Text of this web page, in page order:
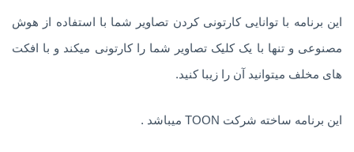
این برنامه با توانایی کارتونی کردن تصاویر شما با استفاده از هوش
مصنوعی و تنها با یک کلیک تصاویر شما را کارتونی میکند و با افکت
های مخلف میتوانید آن را زیبا کنید.
این برنامه ساخته شرکت TOON میباشد .